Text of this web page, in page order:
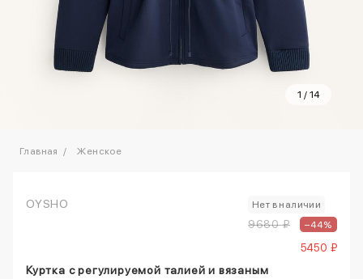
1 / 14
Главная Женское
OYSHO Нет в наличии
9680 ₽ –44%
5450 ₽
Куртка с регулируемой талией и вязаным